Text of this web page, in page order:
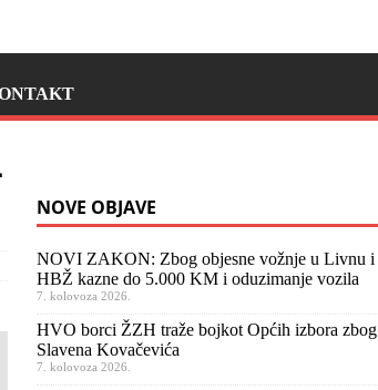
NOVE OBJAVE
NOVI ZAKON: Zbog objesne vožnje u Livnu i
HBŽ kazne do 5.000 KM i oduzimanje vozila
7. kolovoza 2026.
HVO borci ŽZH traže bojkot Općih izbora zbog
Slavena Kovačevića
7. kolovoza 2026.